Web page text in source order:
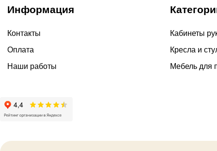
Информация
Контакты
Оплата
Наши работы
Кабинеты
Кресла и
Мебель для